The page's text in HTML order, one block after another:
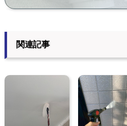
関連記事